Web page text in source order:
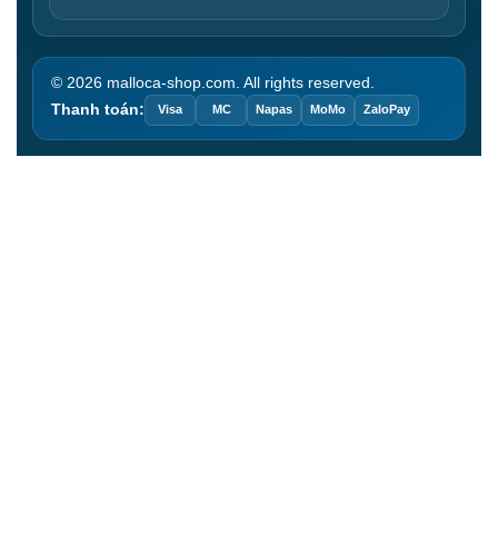
© 2026 malloca-shop.com. All rights reserved.
Thanh toán:
Visa MC Napas MoMo ZaloPay